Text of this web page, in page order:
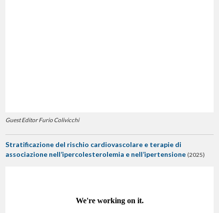
Guest Editor Furio Colivicchi
Stratificazione del rischio cardiovascolare e terapie di
associazione nell’ipercolesterolemia e nell’ipertensione (2025)